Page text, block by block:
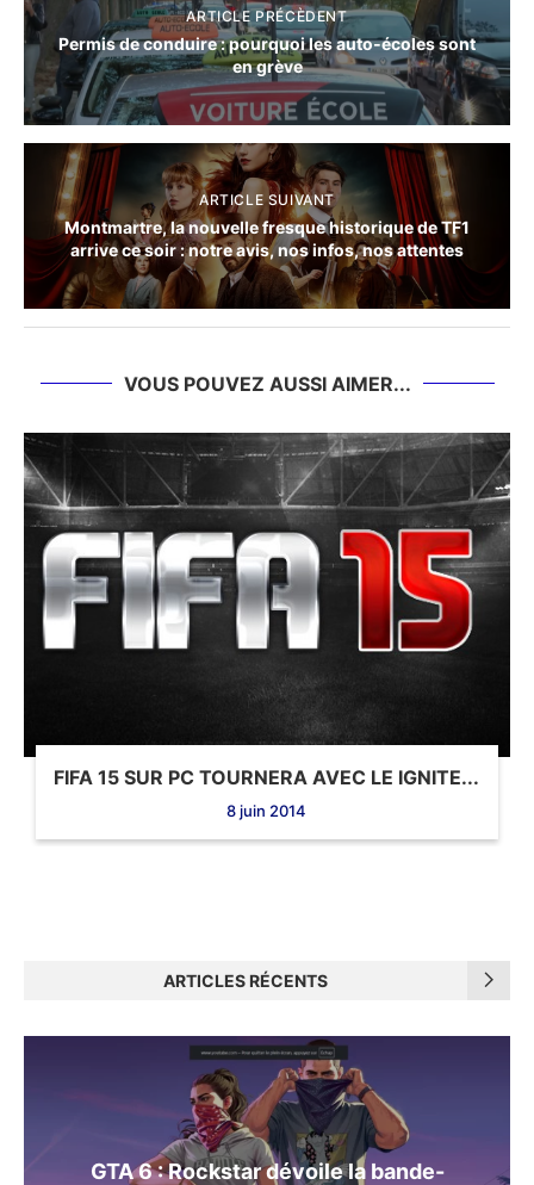
ARTICLE PRÉCÈDENT
Permis de conduire : pourquoi les auto‑écoles sont
en grève
ARTICLE SUIVANT
Montmartre, la nouvelle fresque historique de TF1
arrive ce soir : notre avis, nos infos, nos attentes
VOUS POUVEZ AUSSI AIMER...
FIFA 15 SUR PC TOURNERA AVEC LE IGNITE...
8 juin 2014
ARTICLES RÉCENTS
GTA 6 : Rockstar dévoile la bande-